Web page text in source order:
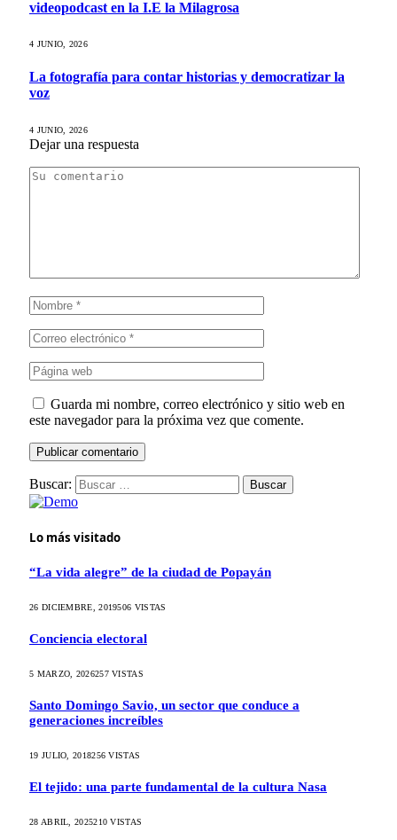
videopodcast en la I.E la Milagrosa
4 JUNIO, 2026
La fotografía para contar historias y democratizar la
voz
4 JUNIO, 2026
Dejar una respuesta
Guarda mi nombre, correo electrónico y sitio web en
este navegador para la próxima vez que comente.
Buscar:
Lo más visitado
“La vida alegre” de la ciudad de Popayán
26 DICIEMBRE, 2019506 VISTAS
Conciencia electoral
5 MARZO, 2026257VISTAS
Santo Domingo Savio, un sector que conduce a
generaciones increíbles
19 JULIO, 2018256VISTAS
El tejido: una parte fundamental de la cultura Nasa
28 ABRIL, 2025210VISTAS